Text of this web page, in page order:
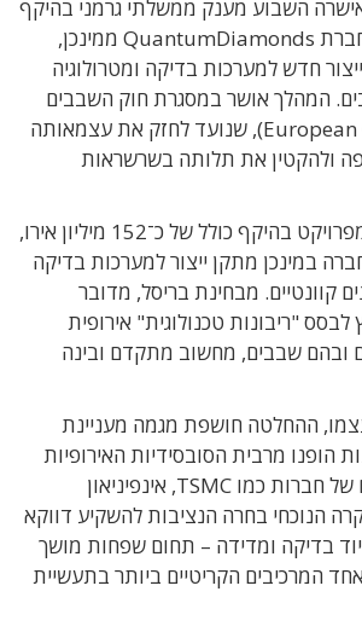
השבוע מענק ממשלתי גרמני בהיקף
של 76 מיליון אירו לחברת QuantumDiamonds ממינכן,
חדש למערכות בדיקה ומטרולוגיה
המהלך אושר במסגרת חוק השבבים
האירופי (European Chips Act), שנועד לחזק את עצמאותה
ולהקטין את תלותה בשרשראות
המענק יינתן כחלק מפרויקט בהיקף כולל של כ־152 מיליון אירו,
במינכן מתקן ייצור למערכות בדיקה
קוונטיים. מבחינת בריסל, מדובר
"ריבונות טכנולוגית" אירופית
ובהם שבבים, מחשוב מתקדם ובינה
ההחלטה חושפת מגמה מעניינת
הופנו מרבית הסובסידיות האירופיות
למפעלי ייצור שבבים של חברות כמו TSMC, אינפיניאון
הנוכחי בחרה הנציבות להשקיע דווקא
בדיקה ומדידה – תחום שפחות מושך
המרכיבים הקריטיים ביותר בתעשיית